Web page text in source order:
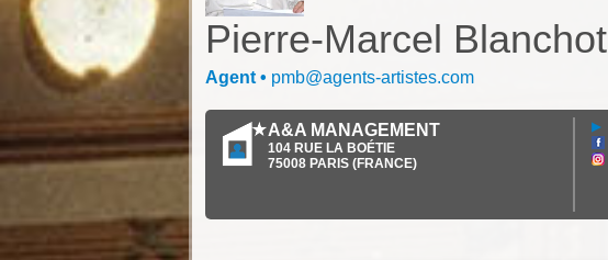
Pierre-Marcel Blanchot
Agent • pmb@agents-artistes.com
A&A MANAGEMENT
104 RUE LA BOÉTIE
75008 PARIS (FRANCE)